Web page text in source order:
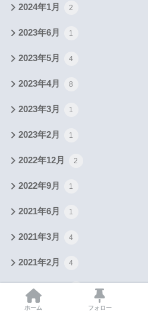
2024年1月 2
2023年6月 1
2023年5月 4
2023年4月 8
2023年3月 1
2023年2月 1
2022年12月 2
2022年9月 1
2021年6月 1
2021年3月 4
2021年2月 4
2020年10月
2020年9月
ホーム フォロー